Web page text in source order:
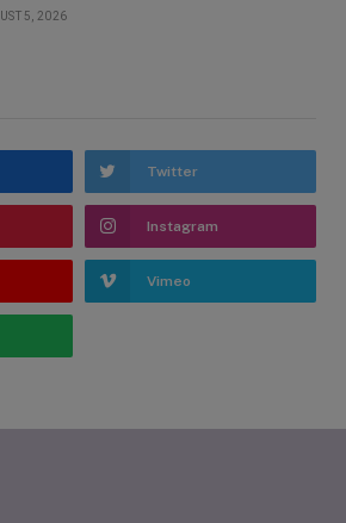
5, 2026
Twitter
Instagram
Vimeo